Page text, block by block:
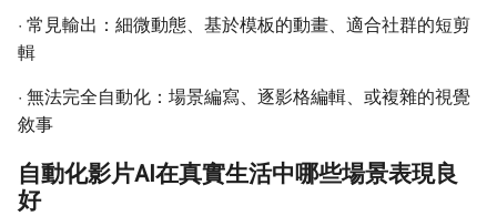
· 常見輸出：細微動態、基於模板的動畫、適合社群的短剪
輯
· 無法完全自動化：場景編寫、逐影格編輯、或複雜的視覺
敘事
自動化影片AI在真實生活中哪些場景表現良
好